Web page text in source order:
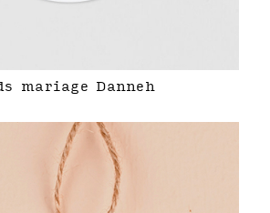
mariage Danneh